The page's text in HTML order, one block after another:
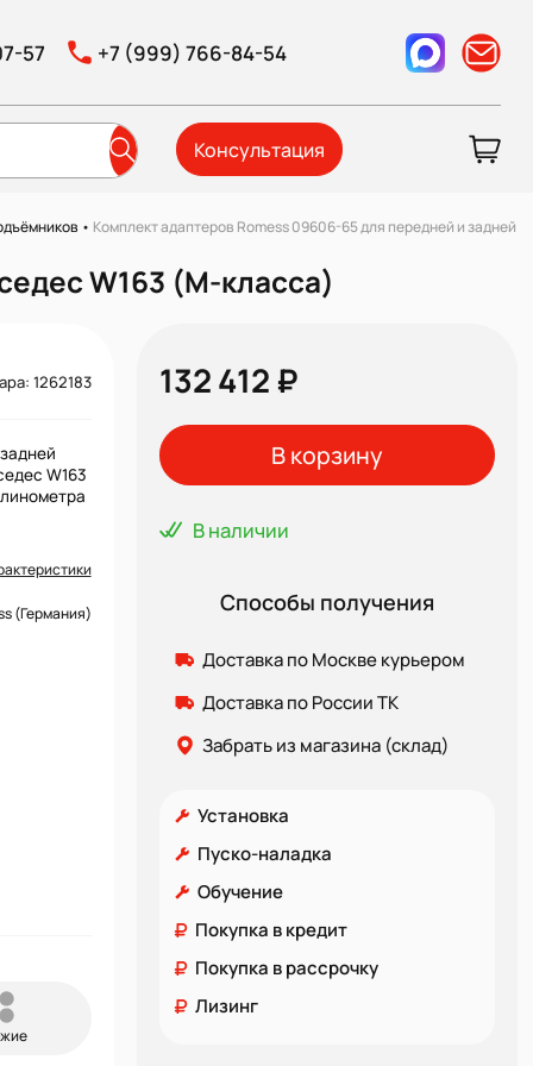
57 +7 (999) 766-84-54
Консультация
• Комплект адаптеров Romess 09606-65 для передней и задней
W163 (M-класса)
1262183
W163
(Германия)
132 412 ₽
В корзину
В наличии
Способы получения
Доставка по Москве курьером
Доставка по России ТК
Забрать из магазина (склад)
Установка
Пуско-наладка
Обучение
Покупка в кредит
Покупка в рассрочку
Лизинг